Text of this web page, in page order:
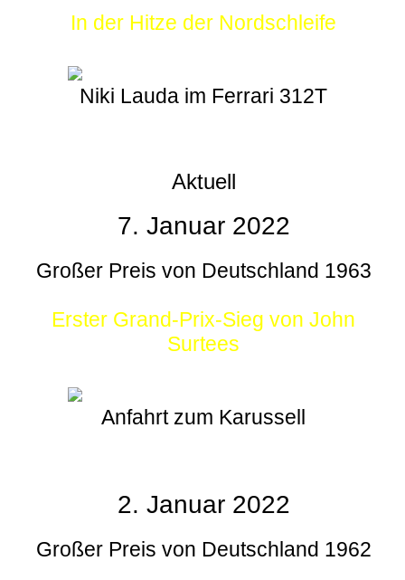
In der Hitze der Nordschleife
Niki Lauda im Ferrari 312T
Aktuell
7. Januar 2022
Großer Preis von Deutschland 1963
Erster Grand-Prix-Sieg von John
Surtees
Anfahrt zum Karussell
2. Januar 2022
Großer Preis von Deutschland 1962